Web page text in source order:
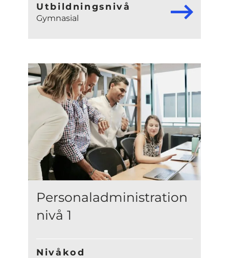
Utbildningsnivå
Gymnasial
Personaladministration
nivå 1
Nivåkod